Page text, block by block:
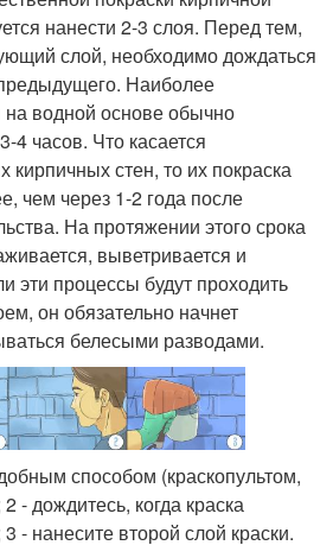
нанести 2-3 слоя. Перед тем,
слой, необходимо дождаться
Наиболее
водной основе обычно
4 часов. Что касается
кирпичных стен, то их покраска
чем через 1-2 года после
На протяжении этого срока
выветривается и
эти процессы будут проходить
он обязательно начнет
белесыми разводами.
способом (краскопультом,
- дождитесь, когда краска
- нанесите второй слой краски.